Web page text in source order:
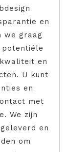
en
we graag
en
U kunt
en
met
We zijn
en
om